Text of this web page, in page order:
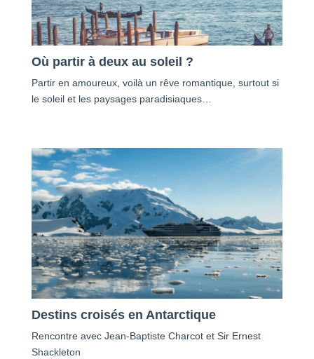
Où partir à deux au soleil ?
Partir en amoureux, voilà un rêve romantique, surtout si
le soleil et les paysages paradisiaques…
Destins croisés en Antarctique
Rencontre avec Jean-Baptiste Charcot et Sir Ernest
Shackleton